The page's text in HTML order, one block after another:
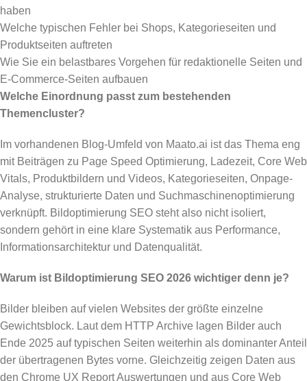
haben
Welche typischen Fehler bei Shops, Kategorieseiten und
Produktseiten auftreten
Wie Sie ein belastbares Vorgehen für redaktionelle Seiten und
E-Commerce-Seiten aufbauen
Welche Einordnung passt zum bestehenden
Themencluster?
Im vorhandenen Blog-Umfeld von Maato.ai ist das Thema eng
mit Beiträgen zu Page Speed Optimierung, Ladezeit, Core Web
Vitals, Produktbildern und Videos, Kategorieseiten, Onpage-
Analyse, strukturierte Daten und Suchmaschinenoptimierung
verknüpft. Bildoptimierung SEO steht also nicht isoliert,
sondern gehört in eine klare Systematik aus Performance,
Informationsarchitektur und Datenqualität.
Warum ist Bildoptimierung SEO 2026 wichtiger denn je?
Bilder bleiben auf vielen Websites der größte einzelne
Gewichtsblock. Laut dem HTTP Archive lagen Bilder auch
Ende 2025 auf typischen Seiten weiterhin als dominanter Anteil
der übertragenen Bytes vorne. Gleichzeitig zeigen Daten aus
den Chrome UX Report Auswertungen und aus Core Web